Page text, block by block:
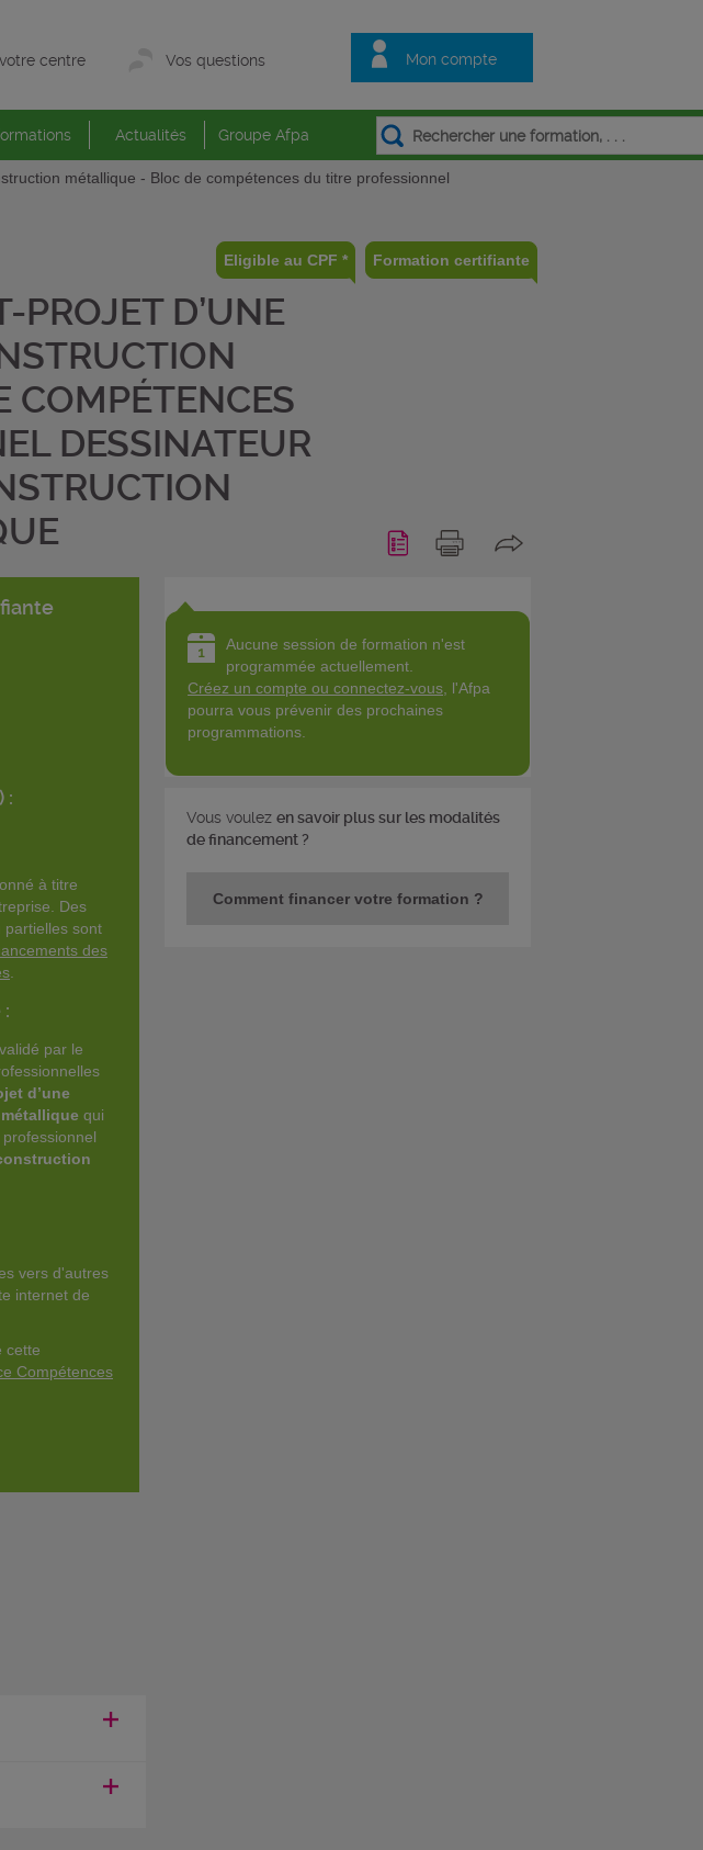
Mon compte
centre Vos questions
Actualités Groupe Afpa
métallique - Bloc de compétences du titre professionnel
Eligible au CPF * Formation certifiante
PROJET D’UNE
COMPÉTENCES
DESSINATEUR
:
à titre
Des
partielles sont
des
par le
d’une
qui
vers d'autres
internet de
cette
Compétences
Aucune session de formation n'est
programmée actuellement.
Créez un compte ou connectez-vous , l'Afpa
pourra vous prévenir des prochaines
programmations.
Vous voulezen savoir plus sur les modalités
de financement ?
Comment financer votre formation ?